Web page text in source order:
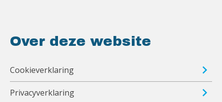
Over deze website
Cookieverklaring
Privacyverklaring